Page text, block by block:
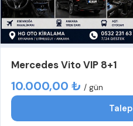
Mercedes Vito VIP 8+1
10.000,00 ₺ / gün
Talep